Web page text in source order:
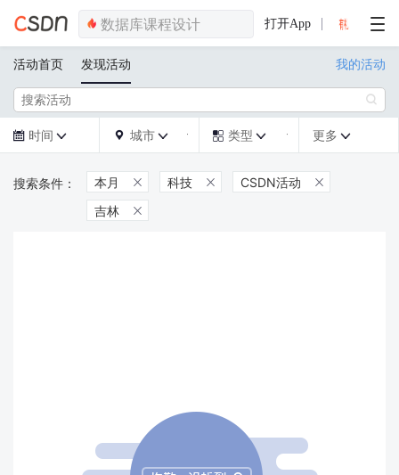
打开App
活动首页 发现活动 我的活动

 时间   城市   类型  更多 
本月  科技  CSDN活动 
吉林 